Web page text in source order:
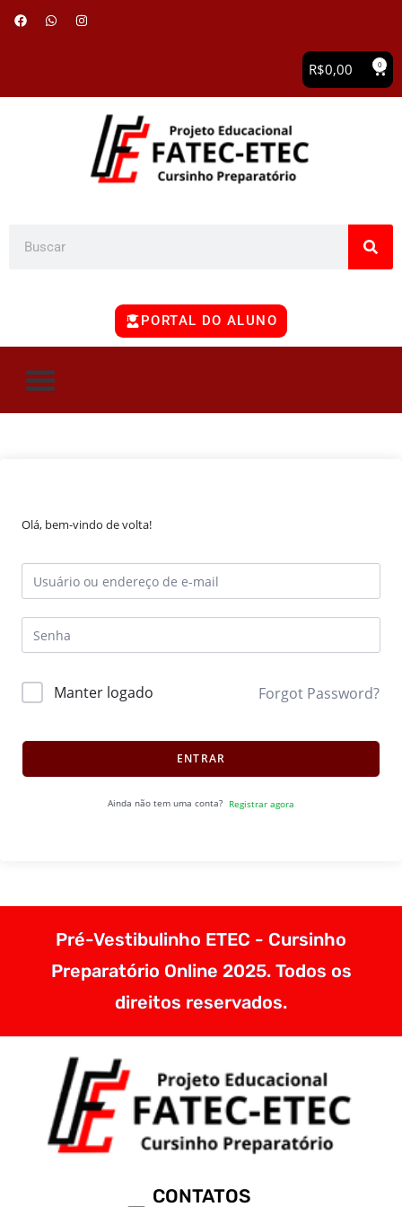
R$0,00 0
PORTAL DO ALUNO
Olá, bem-vindo de volta!
Manter logado Forgot Password?
ENTRAR
Ainda não tem uma conta? Registrar agora
Pré-Vestibulinho ETEC - Cursinho
Preparatório Online 2025. Todos os
direitos reservados.
CONTATOS